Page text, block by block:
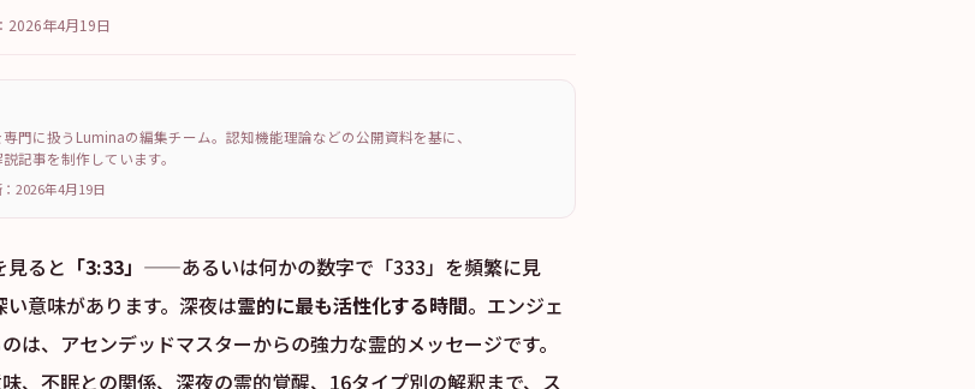
2026年4月19日
門に扱うLuminaの編集チーム。認知機能理論などの公開資料を基に、
記事を制作しています。
2026年4月19日
見ると 「3:33」 ——あるいは何かの数字で「333」を頻繁に見
意味があります。深夜は霊的に最も活性化する時間。エンジェ
は、アセンデッドマスターからの強力な霊的メッセージです。
、不眠との関係、深夜の霊的覚醒、16タイプ別の解釈まで、ス